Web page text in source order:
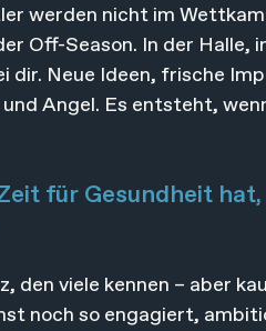
werden nicht im
Off-Season. In der
dir. Neue Ideen, frische
und Angel. Es entsteht,
für Gesundheit
den viele kennen – aber
noch so engagiert,